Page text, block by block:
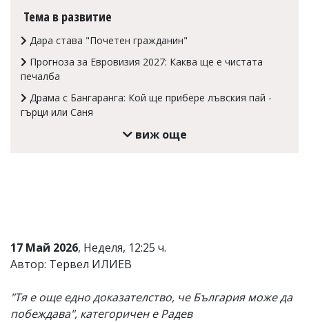
Коментарите
статиите
въвеждат
редакцията
коментар,
моля
Тема в развитие
Дара става "Почетен гражданин"
Прогноза за Евровизия 2027: Каква ще е чистата
печалба
Драма с Бангаранга: Кой ще прибере лъвския пай -
гърци или Саня
виж още
17 Май 2026, Неделя, 12:25 ч.
Автор: Тервел ИЛИЕВ
"Тя е още едно доказателство, че България може да
побеждава", категоричен е Радев